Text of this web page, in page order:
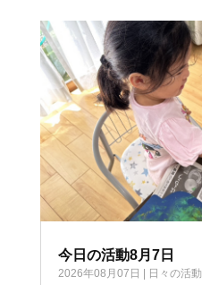
今日の活動8月7日
2026年08月07日 日々の活動